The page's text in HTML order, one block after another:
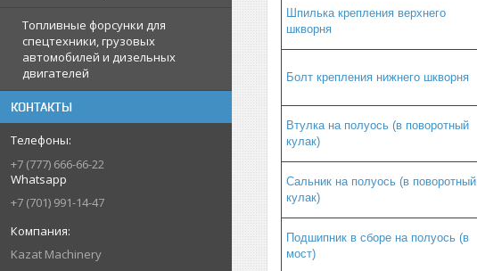
Топливные форсунки для
спецтехники, грузовых
автомобилей и дизельных
двигателей
КОНТАКТЫ
+7 (777) 666-66-22
Whatsapp
+7 (701) 991-14-47
Kazat Machinery
Шпилька крепления верхнего
шкворня
Болт крепления нижнего шкворня
Втулка на полуось (в поворотный
кулак)
Сальник на полуось (в поворотный
кулак)
Подшипник в сборе на полуось (в
мост)